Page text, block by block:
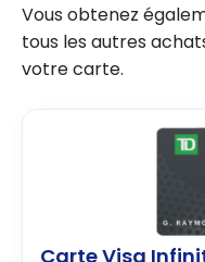
Vous obtenez
tous les autres
votre carte.
Carte Visa